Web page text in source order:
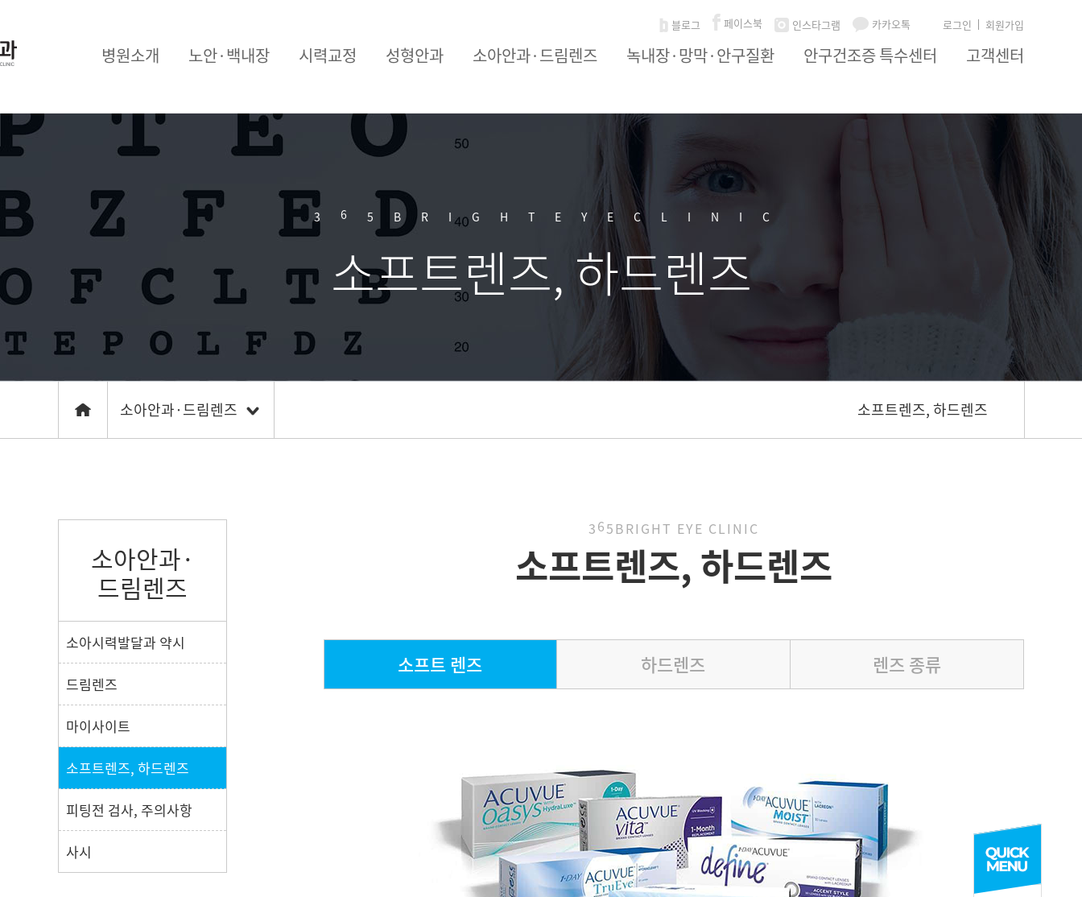
블로그 페이스북 인스타그램 카카오톡 로그인 회원가입
병원소개 노안·백내장 시력교정 성형안과 소아안과·드림렌즈 녹내장·망막·안구질환 안구건조증 특수센터 고객센터
3 6 5BRIGHTEYECLINIC
소프트렌즈, 하드렌즈
소아안과·드림렌즈 소프트렌즈, 하드렌즈
드림렌즈
소아시력발달과 약시
드림렌즈
마이사이트
소프트렌즈, 하드렌즈
피팅전 검사, 주의사항
사시
365BRIGHT EYE CLINIC
소프트렌즈, 하드렌즈
소프트 렌즈 하드렌즈 렌즈 종류